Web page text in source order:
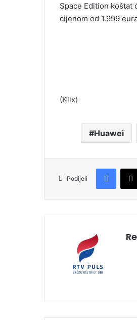
Space Edition koštat
cijenom od 1.999
(Klix)
Huawei
Podijeli